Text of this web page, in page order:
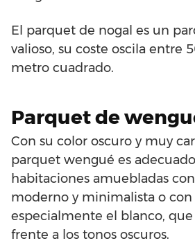
El parquet de nogal es un
valioso, su coste oscila entre
metro cuadrado.
Parquet de
Con su color oscuro y muy
parquet wengué es
habitaciones amuebladas
moderno y minimalista o con
especialmente el blanco,
frente a los tonos oscuros.